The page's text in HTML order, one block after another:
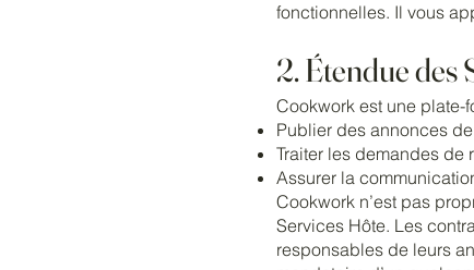
fonctionnelles. Il vous
2. Étendue
Cookwork est une plate-
Publier des annonces
Traiter les demandes de
Assurer la
Cookwork n’est pas
Services Hôte. Les
responsables de leurs